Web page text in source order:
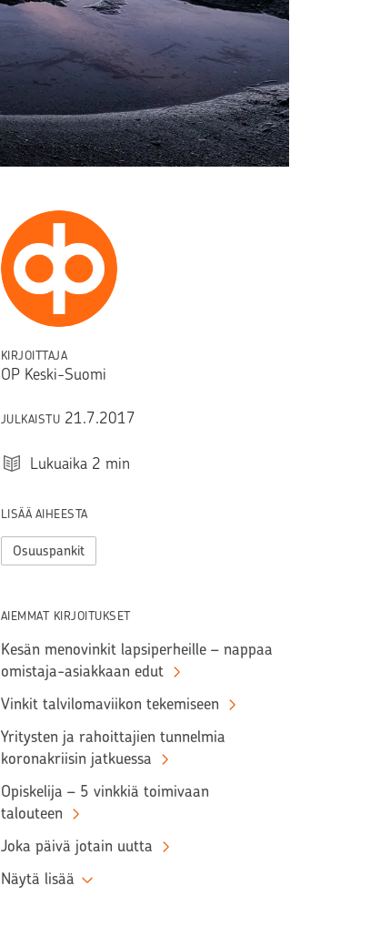
KIRJOITTAJA
OP Keski-Suomi
JULKAISTU 21.7.2017
Lukuaika 2 min
LISÄÄ AIHEESTA
Osuuspankit
AIEMMAT KIRJOITUKSET
Kesän menovinkit lapsiperheille – nappaa
omistaja-asiakkaan edut
Vinkit talvilomaviikon tekemiseen
Yritysten ja rahoittajien tunnelmia
koronakriisin jatkuessa
Opiskelija – 5 vinkkiä toimivaan
talouteen
Joka päivä jotain uutta
Näytä lisää